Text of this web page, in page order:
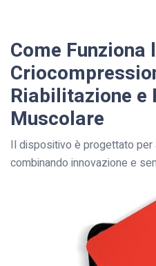
Come Funziona
Riabilitazione e
Muscolare
Il dispositivo è progettato
combinando innovazione e